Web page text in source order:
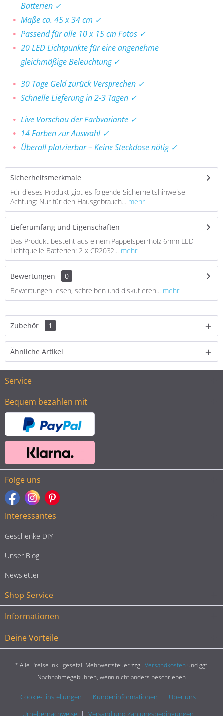
Batterien ✓
Maße ca. 45 x 34 cm ✓
Passend für alle 10 x 15 cm Fotos ✓
20 LED Lichtpunkte für eine angenehme
gleichmäßige Beleuchtung ✓
30 Tage Geld zurück Versprechen ✓
Schnelle Lieferung in 2-3 Tagen ✓
Live Vorschau der Farbvariante ✓
14 Farben zur Auswahl ✓
Überall platzierbar – Keine Steckdose nötig ✓
Sicherheitsmerkmale
Für dieses Produkt gibt es folgende Sicherheitshinweise
Achtung: Nur für den Hausgebrauch... mehr
Lieferumfang und Eigenschaften
Das Produkt besteht aus einem Pappelsperrholz 6mm LED
Lichtquelle Batterien: 2 x CR2032... mehr
Bewertungen
0
Bewertungen lesen, schreiben und diskutieren... mehr
Zubehör 1
Ähnliche Artikel
Service
Bequem bezahlen mit
Folge uns
Interessantes
Geschenke DIY
Unser Blog
Newsletter
Shop Service
Informationen
Deine Vorteile
* Alle Preise inkl. gesetzl. Mehrwertsteuer zzgl. Versandkosten und ggf.
Nachnahmegebühren, wenn nicht anders beschrieben
Cookie-Einstellungen Kundeninformationen
Über uns
Urhebernachweise
Versand und Zahlungsbedingungen